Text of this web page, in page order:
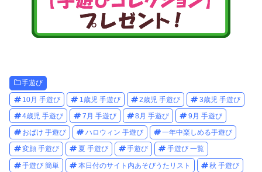
手遊び
10月 手遊び 1歳児 手遊び 2歳児 手遊び 3歳児 手遊び
4歳児 手遊び 7月 手遊び 8月 手遊び 9月 手遊び
おばけ 手遊び ハロウィン 手遊び 一年中楽しめる手遊び
変顔 手遊び 夏 手遊び 手遊び 手遊び 一覧
手遊び 簡単 本日付のサイト内あそびうたリスト 秋 手遊び